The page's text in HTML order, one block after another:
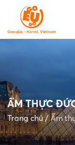
ẨM THỰC
Trang chủ/ Ẩm